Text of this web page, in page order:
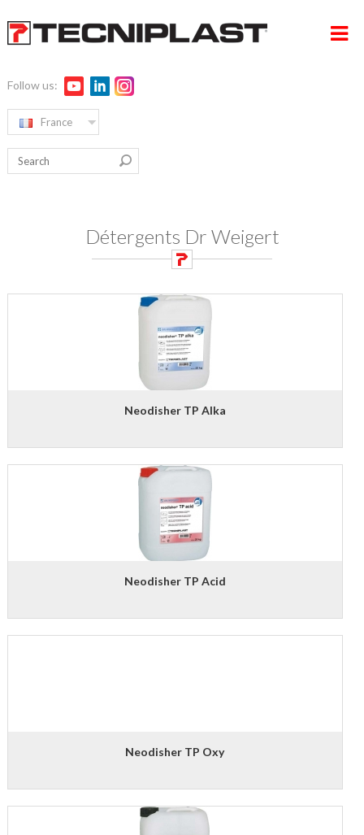
HOME PAGE
RW ALPHA
PRODUITS
MEDIA & EVENTS
Follow us:
France
Détergents Dr Weigert
Neodisher TP Alka
Neodisher TP Acid
Neodisher TP Oxy